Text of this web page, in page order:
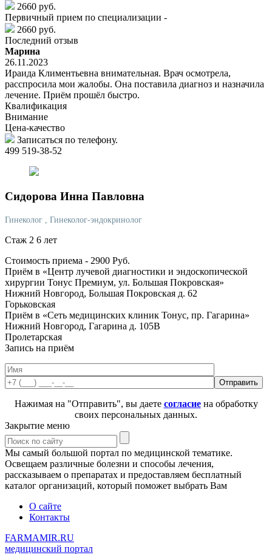
2660 руб.
Первичный прием по специализации -
2660 руб.
Последний отзыв
Марина
26.11.2023
Ираида Климентьевна внимательная. Врач осмотрела,
расспросила мои жалобы. Она поставила диагноз и назначила
лечение. Приём прошёл быстро.
Квалификация
Внимание
Цена-качество
Записаться по телефону.
499 519-38-52
Сидорова Инна Павловна
Гинеколог , Гинеколог-эндокринолог
Стаж 2 6 лет
Стоимость приема - 2900 Руб.
Приём в «Центр лучевой диагностики и эндоскопической
хирургии Тонус Премиум, ул. Большая Покровская»
Нижний Новгород, Большая Покровская д. 62
Горьковская
Приём в «Сеть медицинских клиник Тонус, пр. Гагарина»
Нижний Новгород, Гагарина д. 105В
Пролетарская
Запись на приём
Нажимая на "Отправить", вы даете согласиена обработку
своих персональных данных.
Закрытие меню
Мы самый большой портал по медицинской тематике.
Освещаем различные болезни и способы лечения,
рассказываем о препаратах и предоставляем бесплатный
каталог организаций, который поможет выбрать Вам
О сайте
Контакты
FARMAMIR.RU
медицинский портал